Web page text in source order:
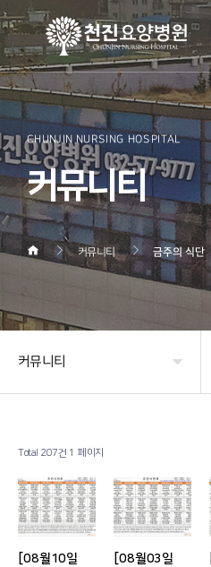
CHUNJIN NURSING HOSPITAL
커뮤니티
커뮤니티 금주의 식단
커뮤니티
시설 둘러보기
진료과목 안내
이용안내
Total 207건 1 페이지
[08월10일
[08월03일